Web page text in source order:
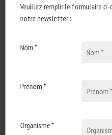
and Environment)
Veuillez remplir le formulaire ci-
notre newsletter :
Nom *
Prénom *
Organisme *